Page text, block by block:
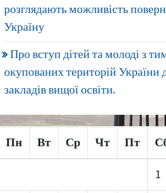
розглядають можливість
Україну
Про вступ дітей та молоді з
окупованих територій України
закладів вищої освіти.
Пн Вт Ср Чт Пт
1